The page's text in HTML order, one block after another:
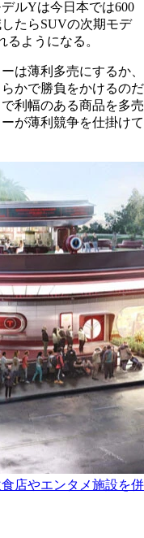
ルYは今日本では600
たらSUVの次期モデ
るようになる。
は薄利多売にするか、
かで勝負をかけるのだ
利幅のある商品を多売
が薄利競争を仕掛けて
店やエンタメ施設を併